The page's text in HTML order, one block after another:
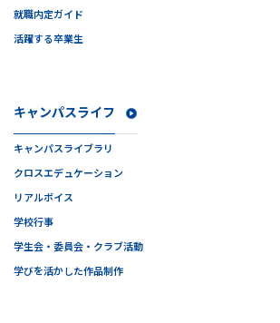
就職内定ガイド
活躍する卒業生
キャンパスライフ
キャンパスライブラリ
クロスエデュケーション
リアルボイス
学校行事
学生会・委員会・クラブ活動
学びを活かした作品制作